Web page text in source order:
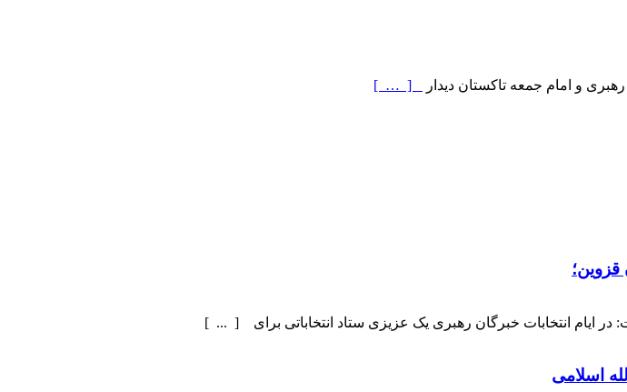
و امام جمعه تاکستان دیدار [ … ]
ایام انتخابات خبرگان رهبری یک عزیزی ستاد انتخاباتی برای [ ... ]
اسلامی